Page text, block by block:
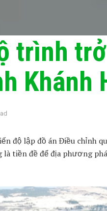
trình
Khánh
độ lập đồ án Điều chỉnh
là tiền đề để địa phương